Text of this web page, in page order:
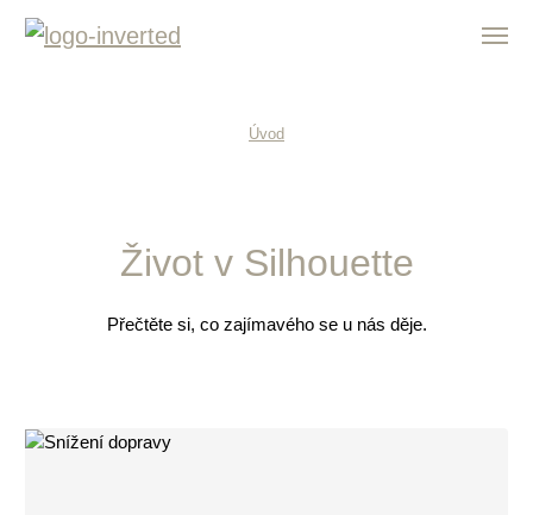
Úvod
Život v Silhouette
Přečtěte si, co zajímavého se u nás děje.